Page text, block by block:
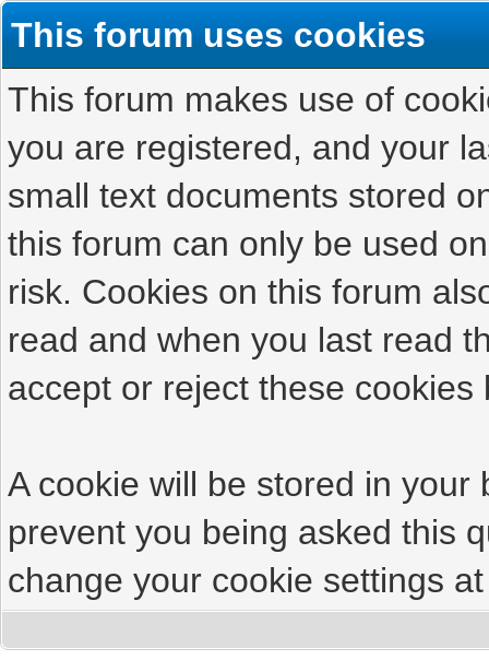
This forum uses cookies
This forum makes use of
you are registered, and your
small text documents stored
this forum can only be used
risk. Cookies on this forum
read and when you last read
accept or reject these cookies
A cookie will be stored in
prevent you being asked this
change your cookie settings